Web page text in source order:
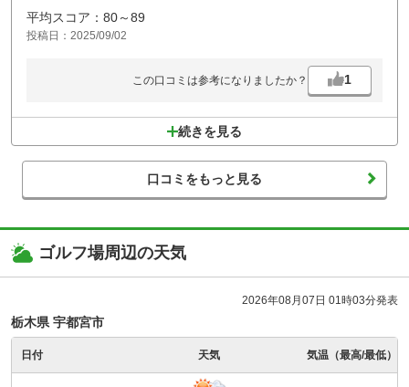
コース的にはいいコースだと思います。
平均スコア：80～89
投稿日：2025/09/02
この口コミは参考になりましたか？ 1
続きを見る
口コミをもっと見る
ゴルフ場周辺の天気
2026年08月07日 01時03分発表
栃木県 宇都宮市
日付 天気 気温（最高/最低）